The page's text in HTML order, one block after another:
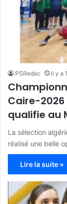
PSRedac il y a
Caire-
qualifie au
La sélection
réalisé une belle
Lire la suite »